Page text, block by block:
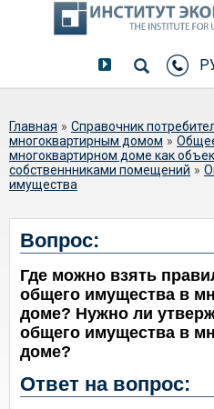
Вы здесь
Главная » Справочник
многоквартирным домом »
многоквартирном доме как
собственнниками помещений »
имущества
Где можно взять
описание общего
многоквартирном
утверждать
имущества в
Вопрос:
Где можно взять
общего имущества в
доме? Нужно ли
общего имущества в
доме?
Ответ на вопрос: